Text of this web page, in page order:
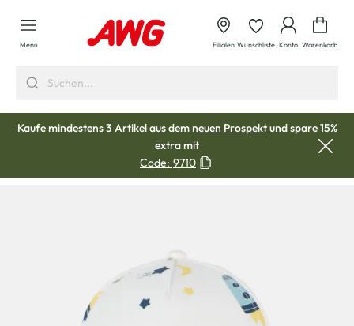
springen
Menü Filialen Wunschliste Konto Warenkorb
Kaufe mindestens 3 Artikel aus demneuen Prospektund spare 15%
extra mit
Code: 9710